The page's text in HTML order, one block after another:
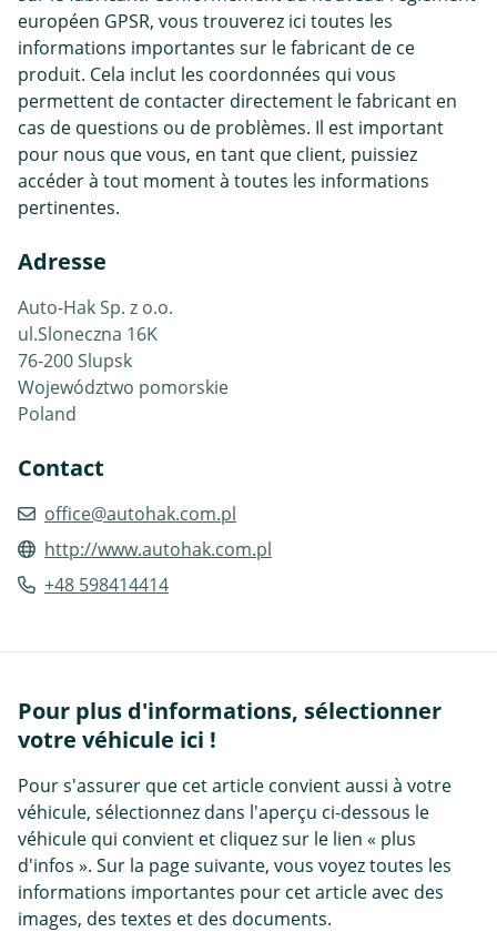
européen GPSR, vous trouverez ici toutes les
informations importantes sur le fabricant de ce
produit. Cela inclut les coordonnées qui vous
permettent de contacter directement le fabricant en
cas de questions ou de problèmes. Il est important
pour nous que vous, en tant que client, puissiez
accéder à tout moment à toutes les informations
pertinentes.
Adresse
Auto-Hak Sp. z o.o.
ul.Sloneczna 16K
76-200 Slupsk
Województwo pomorskie
Poland
Contact
office@autohak.com.pl
http://www.autohak.com.pl
+48 598414414
Pour plus d'informations, sélectionner
votre véhicule ici !
Pour s'assurer que cet article convient aussi à votre
véhicule, sélectionnez dans l'aperçu ci-dessous le
véhicule qui convient et cliquez sur le lien « plus
d'infos ». Sur la page suivante, vous voyez toutes les
informations importantes pour cet article avec des
images, des textes et des documents.